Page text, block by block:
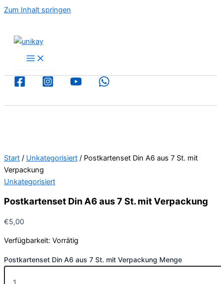
Zum Inhalt springen
Start / Unkategorisiert / Postkartenset Din A6 aus 7 St. mit
Verpackung
Unkategorisiert
Postkartenset Din A6 aus 7 St. mit Verpackung
€5,00
Verfügbarkeit: Vorrätig
Postkartenset Din A6 aus 7 St. mit Verpackung Menge